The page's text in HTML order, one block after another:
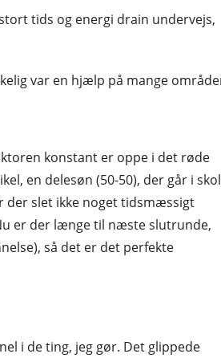
tids og energi drain undervejs,
var en hjælp på mange
konstant er oppe i det røde
en delesøn (50-50), der går i
der slet ikke noget tidsmæssigt
er der længe til næste slutrunde,
så det er det perfekte
i de ting, jeg gør. Det glippede